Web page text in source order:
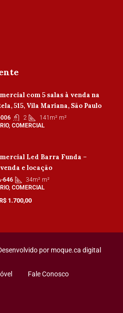
com 5 salas à venda na
515, Vila Mariana, São Paulo
006 2 141m² m²
COMERCIAL
Led Barra Funda –
venda e locação
646 34m² m²
COMERCIAL
1.700,00
por moque.ca digital
Fale Conosco